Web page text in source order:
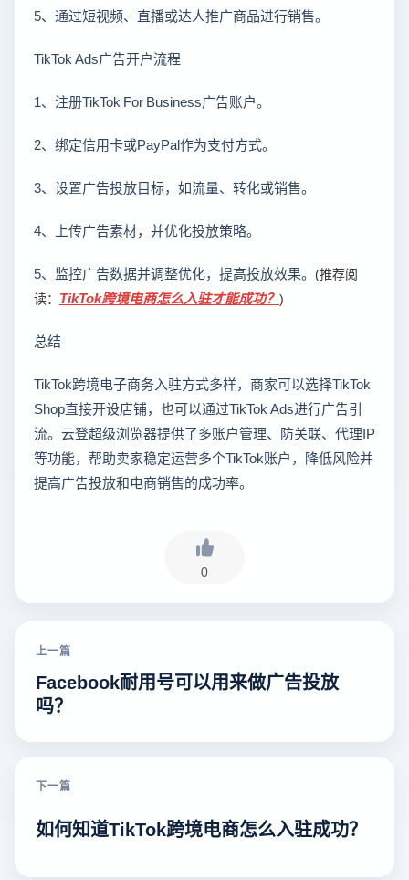
5、通过短视频、直播或达人推广商品进行销售。
TikTok Ads广告开户流程
1、注册TikTok For Business广告账户。
2、绑定信用卡或PayPal作为支付方式。
3、设置广告投放目标，如流量、转化或销售。
4、上传广告素材，并优化投放策略。
5、监控广告数据并调整优化，提高投放效果。 (推荐阅
读： TikTok跨境电商怎么入驻才能成功？ )
总结
TikTok跨境电子商务入驻方式多样，商家可以选择TikTok
Shop直接开设店铺，也可以通过TikTok Ads进行广告引
流。云登超级浏览器提供了多账户管理、防关联、代理IP
等功能，帮助卖家稳定运营多个TikTok账户，降低风险并
提高广告投放和电商销售的成功率。
0
上一篇
Facebook耐用号可以用来做广告投放
吗？
下一篇
如何知道TikTok跨境电商怎么入驻成功？